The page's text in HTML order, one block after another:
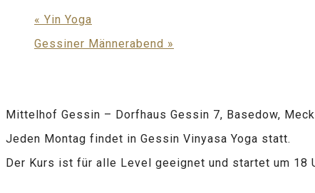
« Yin Yoga
Gessiner Männerabend »
Mittelhof Gessin – Dorfhaus Gessin 7, Basedow,
Jeden Montag findet in Gessin Vinyasa Yoga statt.
Der Kurs ist für alle Level geeignet und startet um 18